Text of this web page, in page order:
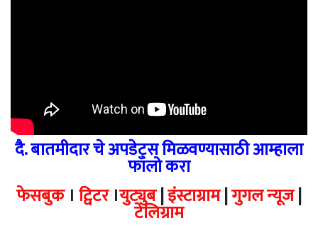
दै. बातमीदार चे अपडेट्स मिळवण्यासाठी आम्हाला
फॉलो करा
फेसबुक। ट्विटर।युट्युब|इंस्टाग्राम|गुगल न्यूज|
टेलिग्राम